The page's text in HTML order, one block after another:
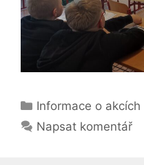
Rubriky
Informace o akcích
Napsat komentář